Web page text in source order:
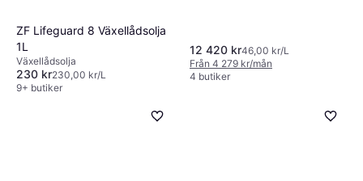
ZF Lifeguard 8 Växellådsolja
1L
Växellådsolja
230 kr230,00 kr/L
9+ butiker
12 420 kr46,00 kr/L
Från 4 279 kr/mån
4 butiker